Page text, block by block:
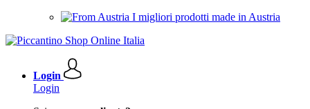
I migliori prodotti made in Austria
Login
Login